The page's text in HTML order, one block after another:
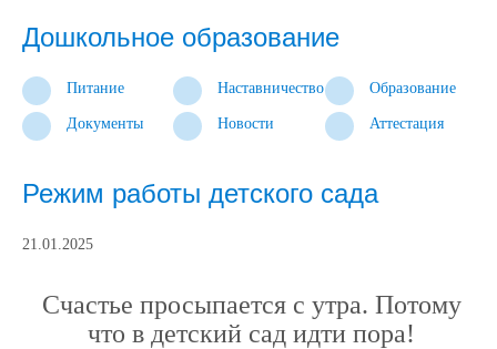
Дошкольное образование
Питание Наставничество Образование
Документы Новости Аттестация
Режим работы детского сада
21.01.2025
Счастье просыпается с утра. Потому
что в детский сад идти пора!